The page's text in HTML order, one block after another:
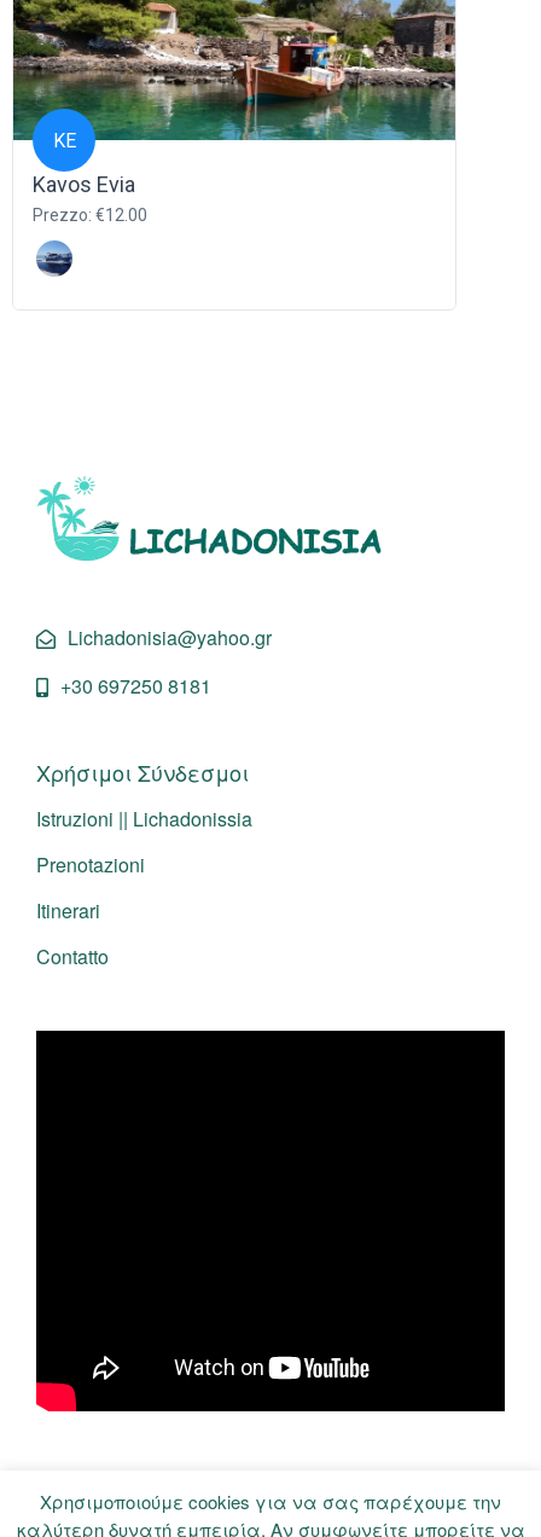
KE
Kavos Evia
Prezzo: €12.00
Lichadonisia@yahoo.gr
+30 697250 8181
Χρήσιμοι Σύνδεσμοι
Istruzioni || Lichadonissia
Prenotazioni
Itinerari
Contatto
Χρησιμοποιούμε cookies για να σας παρέχουμε την
καλύτερη δυνατή εμπειρία. Αν συμφωνείτε μπορείτε να